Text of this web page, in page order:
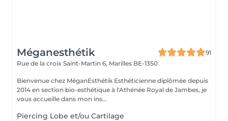
Méganesthétik
91
Rue de la croix Saint-Martin 6, Marilles BE-1350
Bienvenue chez MéganEsthétik Esthéticienne diplômée depuis
2014 en section bio-esthétique à l'Athénée Royal de Jambes, je
vous accueille dans mon ins...
Piercing Lobe et/ou Cartilage